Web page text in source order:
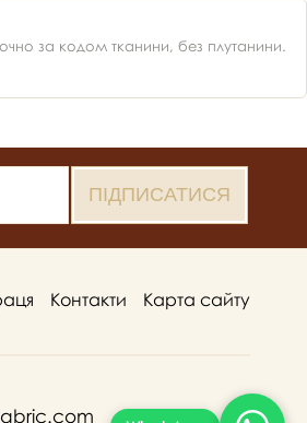
за кодом тканини, без плутанини.
Контакти Карта сайту